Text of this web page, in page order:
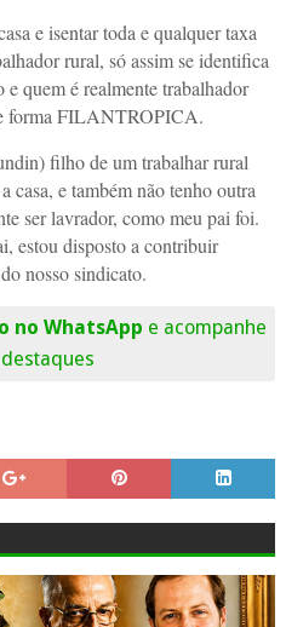
e isentar toda e qualquer taxa
rural, só assim se identifica
quem é realmente trabalhador
forma FILANTROPICA.
filho de um trabalhar rural
casa, e também não tenho outra
ser lavrador, como meu pai foi.
estou disposto a contribuir
nosso sindicato.
no WhatsApp e acompanhe